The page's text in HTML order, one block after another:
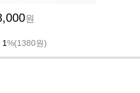
원
1%(1380원)